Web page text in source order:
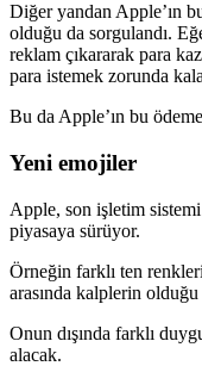
Diğer yandan Apple’ın
olduğu da sorgulandı.
reklam çıkararak para
para istemek zorunda
Bu da Apple’ın bu
Yeni emojiler
Apple, son işletim
piyasaya sürüyor.
Örneğin farklı ten
arasında kalplerin
Onun dışında farklı
alacak.